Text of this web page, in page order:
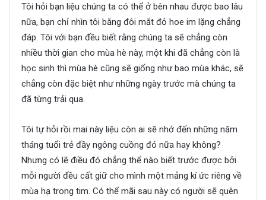
Tôi hỏi bạn liệu chúng ta có thể ở bên nhau được bao lâu
nữa, bạn chỉ nhìn tôi bằng đôi mắt đỏ hoe im lặng chẳng
đáp. Tôi với bạn đều biết rằng chúng ta sẽ chẳng còn
nhiều thời gian cho mùa hè này, một khi đã chẳng còn là
học sinh thì mùa hè cũng sẽ giống như bao mùa khác, sẽ
chẳng còn đặc biệt như những ngày trước mà chúng ta
đã từng trải qua.
Tôi tự hỏi rồi mai này liệu còn ai sẽ nhớ đến những năm
tháng tuổi trẻ đầy ngông cuồng đó nữa hay không?
Nhưng có lẽ điều đó chẳng thể nào biết trước được bởi
mỗi người đều cất giữ cho mình một mảng kí ức riêng về
mùa hạ trong tim. Có thể mãi sau này có người sẽ quên